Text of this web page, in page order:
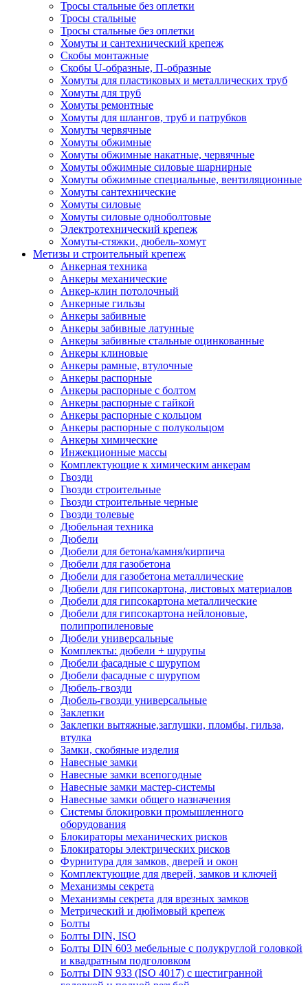
Тросы стальные без оплетки
Тросы стальные
Тросы стальные без оплетки
Хомуты и сантехнический крепеж
Скобы монтажные
Скобы U-образные, П-образные
Хомуты для пластиковых и металлических труб
Хомуты для труб
Хомуты ремонтные
Хомуты для шлангов, труб и патрубков
Хомуты червячные
Хомуты обжимные
Хомуты обжимные накатные, червячные
Хомуты обжимные силовые шарнирные
Хомуты обжимные специальные, вентиляционные
Хомуты сантехнические
Хомуты силовые
Хомуты силовые одноболтовые
Электротехнический крепеж
Хомуты-стяжки, дюбель-хомут
Метизы и строительный крепеж
Анкерная техника
Анкеры механические
Анкер-клин потолочный
Анкерные гильзы
Анкеры забивные
Анкеры забивные латунные
Анкеры забивные стальные оцинкованные
Анкеры клиновые
Анкеры рамные, втулочные
Анкеры распорные
Анкеры распорные с болтом
Анкеры распорные с гайкой
Анкеры распорные с кольцом
Анкеры распорные с полукольцом
Анкеры химические
Инжекционные массы
Комплектующие к химическим анкерам
Гвозди
Гвозди строительные
Гвозди строительные черные
Гвозди толевые
Дюбельная техника
Дюбели
Дюбели для бетона/камня/кирпича
Дюбели для газобетона
Дюбели для газобетона металлические
Дюбели для гипсокартона, листовых материалов
Дюбели для гипсокартона металлические
Дюбели для гипсокартона нейлоновые,
полипропиленовые
Дюбели универсальные
Комплекты: дюбели + шурупы
Дюбели фасадные с шурупом
Дюбели фасадные с шурупом
Дюбель-гвозди
Дюбель-гвозди универсальные
Заклепки
Заклепки вытяжные,заглушки, пломбы, гильза,
втулка
Замки, скобяные изделия
Навесные замки
Навесные замки всепогодные
Навесные замки мастер-системы
Навесные замки общего назначения
Системы блокировки промышленного
оборудования
Блокираторы механических рисков
Блокираторы электрических рисков
Фурнитура для замков, дверей и окон
Комплектующие для дверей, замков и ключей
Механизмы секрета
Механизмы секрета для врезных замков
Метрический и дюймовый крепеж
Болты
Болты DIN, ISO
Болты DIN 603 мебельные с полукруглой головкой
и квадратным подголовком
Болты DIN 933 (ISO 4017) с шестигранной